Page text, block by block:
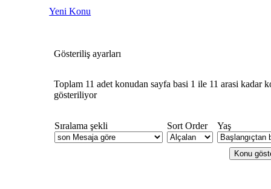
Yeni Konu
Gösteriliş ayarları
Toplam 11 adet konudan sayfa basi 1 ile 11 arasi kadar
gösteriliyor
Sıralama şekli Sort Order Yaş